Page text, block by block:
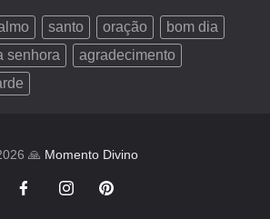
santo oração
bom dia
senhora
agradecimento
🙏 Momento Divino